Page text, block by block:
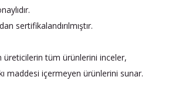
sertifikalandırılmıştır.
üreticilerin tüm ürünlerini inceler,
maddesi içermeyen ürünlerini sunar.